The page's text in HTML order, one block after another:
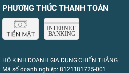
PHƯƠNG THỨC THANH TOÁN
HỘ KINH DOANH GIA DỤNG CHIẾN THẮNG
Mã số doanh nghiệp: 8121181725-001